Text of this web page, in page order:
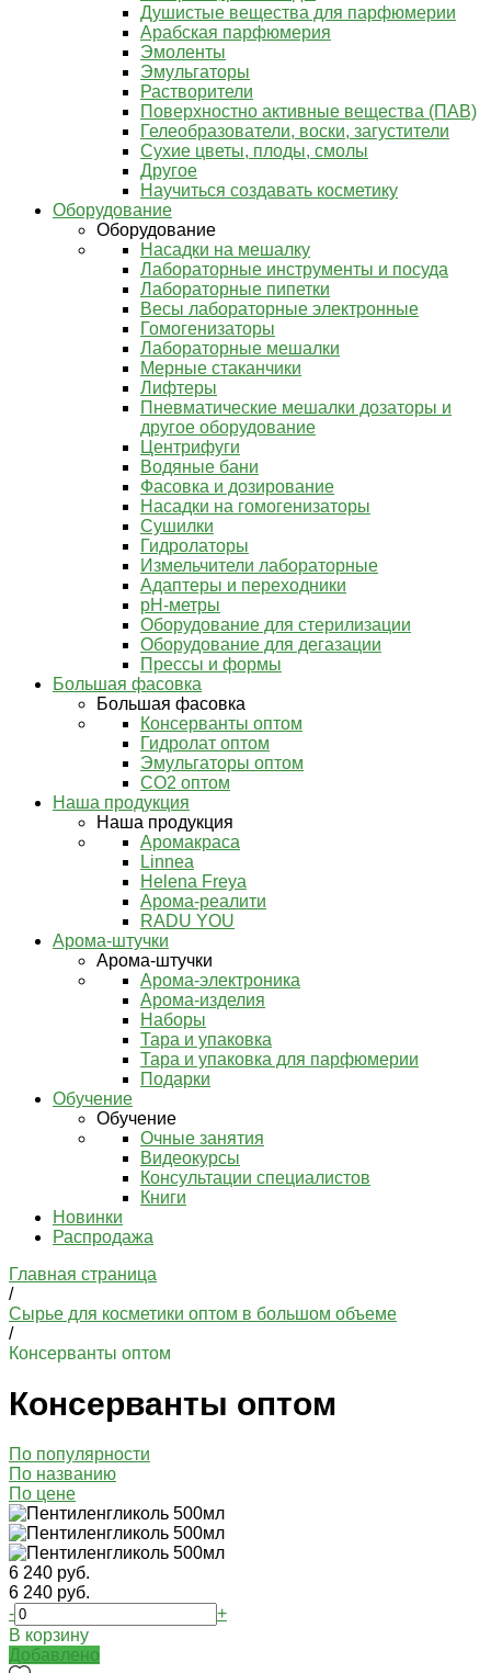
Душистые вещества для парфюмерии
Арабская парфюмерия
Эмоленты
Эмульгаторы
Растворители
Поверхностно активные вещества (ПАВ)
Гелеобразователи, воски, загустители
Сухие цветы, плоды, смолы
Другое
Научиться создавать косметику
Оборудование
Оборудование
Насадки на мешалку
Лабораторные инструменты и посуда
Лабораторные пипетки
Весы лабораторные электронные
Гомогенизаторы
Лабораторные мешалки
Мерные стаканчики
Лифтеры
Пневматические мешалки дозаторы и
другое оборудование
Центрифуги
Водяные бани
Фасовка и дозирование
Насадки на гомогенизаторы
Сушилки
Гидролаторы
Измельчители лабораторные
Адаптеры и переходники
pH-метры
Оборудование для стерилизации
Оборудование для дегазации
Прессы и формы
Большая фасовка
Большая фасовка
Консерванты оптом
Гидролат оптом
Эмульгаторы оптом
СО2 оптом
Наша продукция
Наша продукция
Аромакраса
Linnea
Helena Freya
Арома-реалити
RADU YOU
Арома-штучки
Арома-штучки
Арома-электроника
Арома-изделия
Наборы
Тара и упаковка
Тара и упаковка для парфюмерии
Подарки
Обучение
Обучение
Очные занятия
Видеокурсы
Консультации специалистов
Книги
Новинки
Распродажа
Главная страница
/
Сырье для косметики оптом в большом объеме
/
Консерванты оптом
Консерванты оптом
По популярности
По названию
По цене
6 240 руб.
6 240 руб.
-
+
В корзину
Добавлено